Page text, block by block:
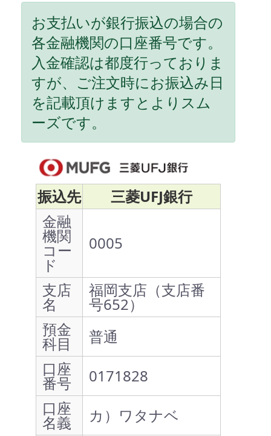
お支払いが銀行振込の場合の
各金融機関の口座番号です。
入金確認は都度行っておりま
すが、ご注文時にお振込み日
を記載頂けますとよりスム
ーズです。
振込先
三菱UFJ銀行
金融
機関
コー
ド
0005
支店
名
福岡支店（支店番
号652）
預金
科目
普通
口座
番号
0171828
口座
名義
カ）ワタナベ